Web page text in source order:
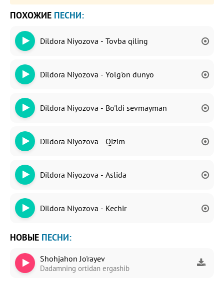
ПОХОЖИЕ ПЕСНИ:
Dildora Niyozova - Tovba qiling
Dildora Niyozova - Yolg'on dunyo
Dildora Niyozova - Bo'ldi sevmayman
Dildora Niyozova - Qizim
Dildora Niyozova - Aslida
Dildora Niyozova - Kechir
НОВЫЕ ПЕСНИ:
Shohjahon Jo'rayev
Dadamning ortidan ergashib